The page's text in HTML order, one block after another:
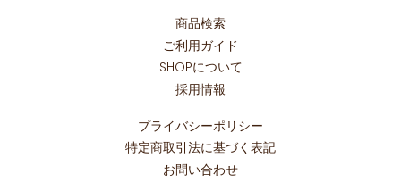
商品検索
ご利用ガイド
SHOPについて
採用情報
プライバシーポリシー
特定商取引法に基づく表記
お問い合わせ